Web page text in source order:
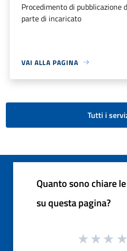
Procedimento di pubblicazione
parte di incaricato
VAI ALLA PAGINA
Tutti i
Quanto sono chiare
su questa pagina?